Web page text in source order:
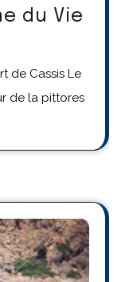
du Vie
de Cassis Le
de la pittores